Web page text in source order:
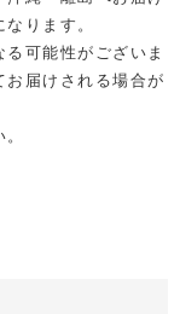
ります。
可能性がございま
届けされる場合が